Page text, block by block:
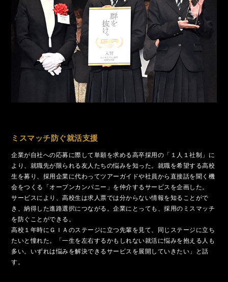
ミスマッチ防ぐ就活支援
企業が自社への応募に際して単願を求める高卒採用の「１人１社制」に
より、就職先が限られる友人たちの悩みを知った。就職を希望する高校
生を募り、採用企業に代わってツアーガイドや社員から直接話を聞く機
会をつくる「オープンカンパニー」を仲介するサービスを企画した。
サービスにより、高校生は求人票では分からない情報を知ることがで
き、納得した進路選択につながる。企業にとっても、採用のミスマッチ
を防ぐことができる。
高校１年時にＧＩＡのステージに立つ先輩を見て、同じステージに立ち
たいと憧れた。「一生を左右するかもしれない就活に悩みを抱える人も
多い。いずれは悩みを解決できるサービスを展開していきたい」と話
す。